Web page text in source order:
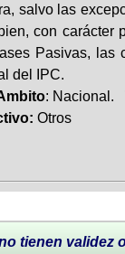
salvo las
con
Pasivas, las
del IPC.
: Nacional.
Otros
tienen validez